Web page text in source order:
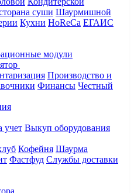
суши Шаурмишной
Кухни HoReCa ЕГАИС
модули
Производство и
Финансы Честный
учет Выкуп оборудования
Кофейня Шаурма
Фастфуд Службы доставки